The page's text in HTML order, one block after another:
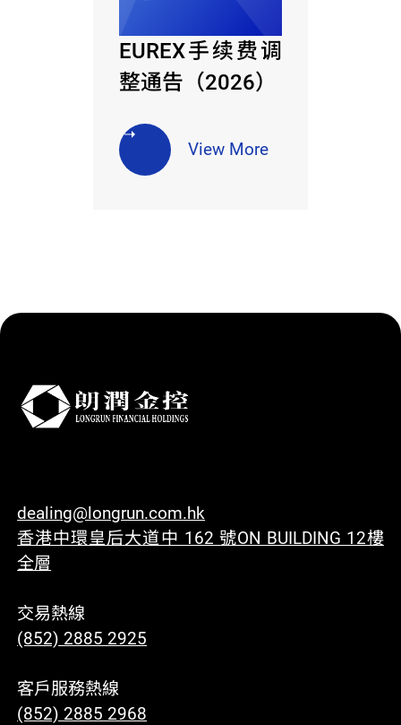
EUREX手续费调
整通告（2026）
View More
dealing@longrun.com.hk
香港中環皇后大道中 162 號ON BUILDING 12樓
全層
交易熱線
(852) 2885 2925
客戶服務熱線
(852) 2885 2968